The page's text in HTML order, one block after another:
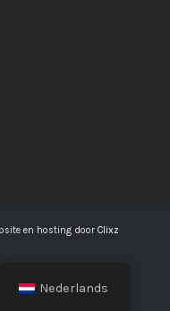
en hosting door Clixz
Nederlands